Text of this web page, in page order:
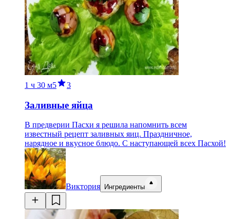
1 ч 30 м5 3
Заливные яйца
В предверии Пасхи я решила напомнить всем
известный рецепт заливных яиц. Праздничное,
нарядное и вкусное блюдо. С наступающей всех Пасхой!
Виктория Ингредиенты